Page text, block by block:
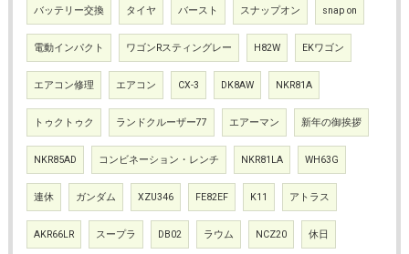
バッテリー交換 タイヤ バースト スナップオン snap on
電動インパクト ワゴンRスティングレー H82W EKワゴン
エアコン修理 エアコン CX-3 DK8AW NKR81A
トゥクトゥク ランドクルーザー77 エアーマン 新年の御挨拶
NKR85AD コンビネーション・レンチ NKR81LA WH63G
連休 ガンダム XZU346 FE82EF K11 アトラス
AKR66LR スープラ DB02 ラウム NCZ20 休日